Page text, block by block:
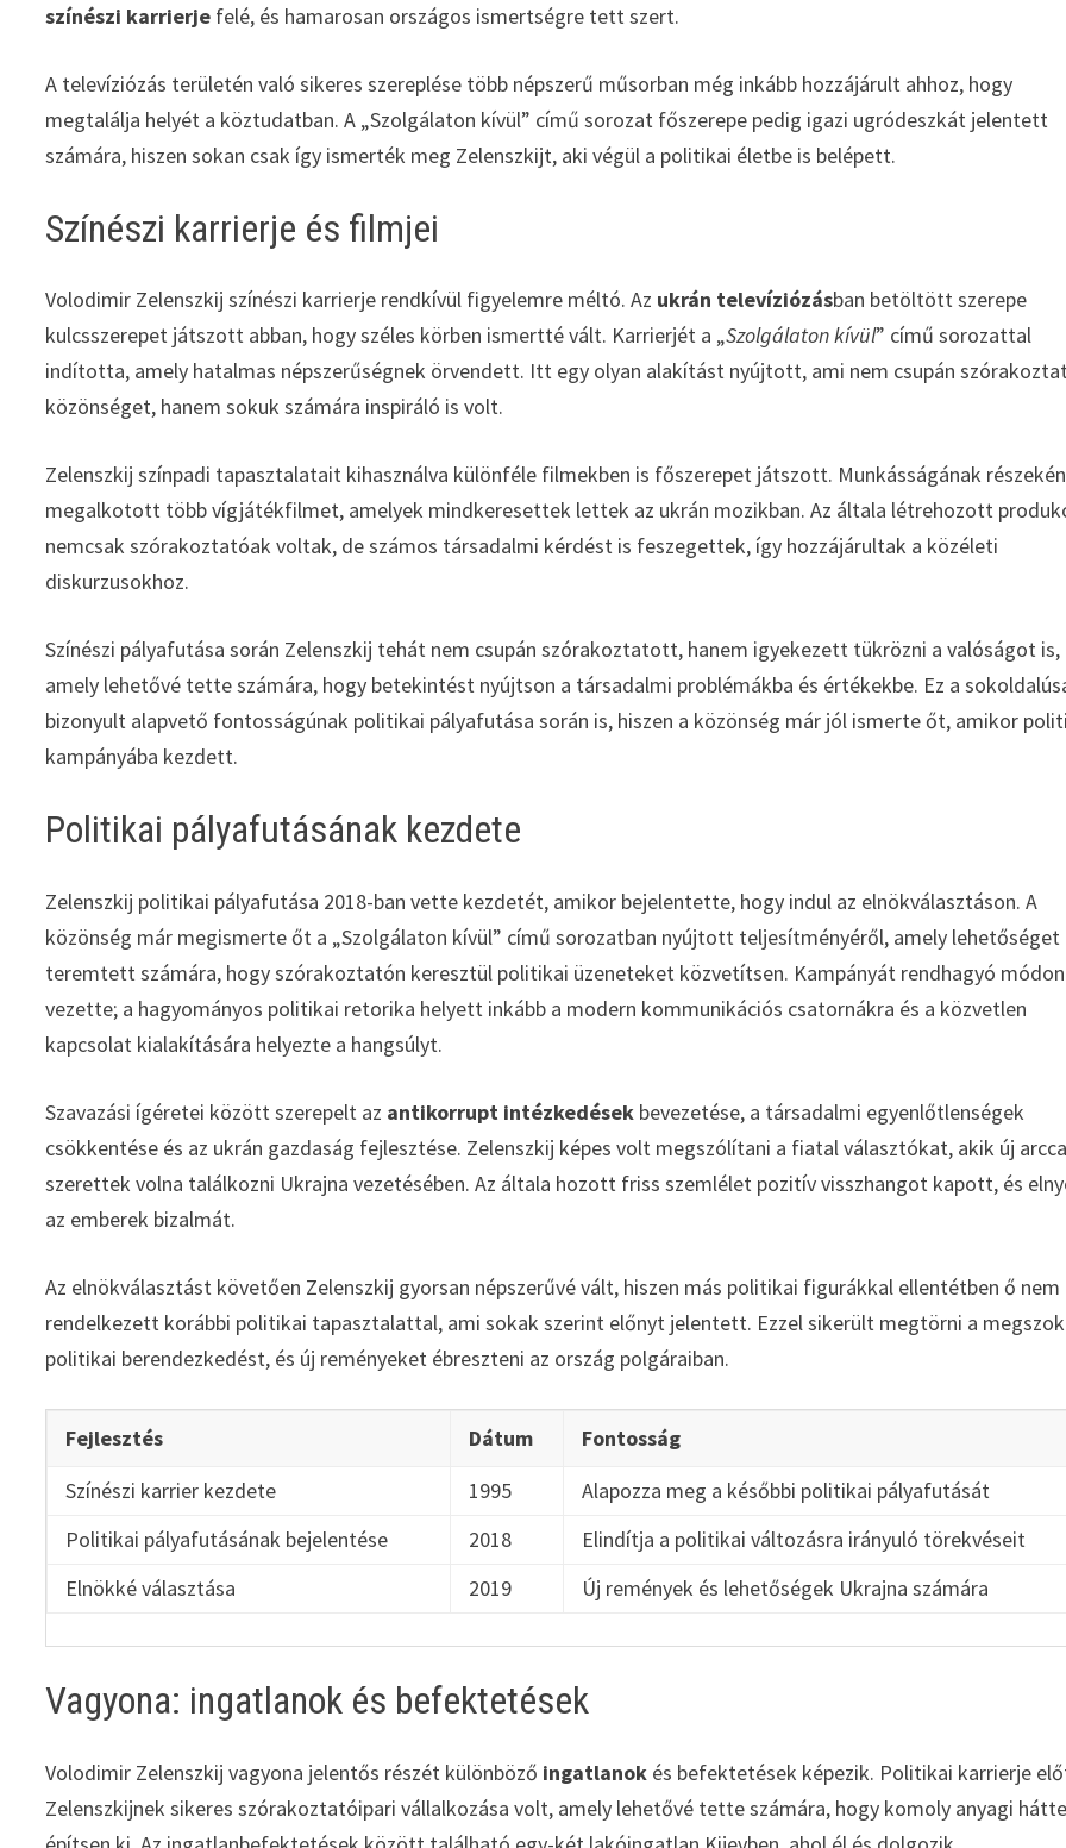
színészi karrierje felé, és hamarosan országos ismertségre tett szert.
A televíziózás területén való sikeres szereplése több népszerű műsorban még inkább hozzájárult ahhoz, hogy
megtalálja helyét a köztudatban. A „Szolgálaton kívül” című sorozat főszerepe pedig igazi ugródeszkát jelentett
számára, hiszen sokan csak így ismerték meg Zelenszkijt, aki végül a politikai életbe is belépett.
Színészi karrierje és filmjei
Volodimir Zelenszkij színészi karrierje rendkívül figyelemre méltó. Az ukrán televíziózásban betöltött szerepe
kulcsszerepet játszott abban, hogy széles körben ismertté vált. Karrierjét a „Szolgálaton kívül” című sorozattal
indította, amely hatalmas népszerűségnek örvendett. Itt egy olyan alakítást nyújtott, ami nem csupán
közönséget, hanem sokuk számára inspiráló is volt.
Zelenszkij színpadi tapasztalatait kihasználva különféle filmekben is főszerepet játszott. Munkásságának
megalkotott több vígjátékfilmet, amelyek mindkeresettek lettek az ukrán mozikban. Az általa létrehozott
nemcsak szórakoztatóak voltak, de számos társadalmi kérdést is feszegettek, így hozzájárultak a közéleti
diskurzusokhoz.
Színészi pályafutása során Zelenszkij tehát nem csupán szórakoztatott, hanem igyekezett tükrözni a valóságot is,
amely lehetővé tette számára, hogy betekintést nyújtson a társadalmi problémákba és értékekbe. Ez a
bizonyult alapvető fontosságúnak politikai pályafutása során is, hiszen a közönség már jól ismerte őt, amikor
kampányába kezdett.
Politikai pályafutásának kezdete
Zelenszkij politikai pályafutása 2018-ban vette kezdetét, amikor bejelentette, hogy indul az elnökválasztáson. A
közönség már megismerte őt a „Szolgálaton kívül” című sorozatban nyújtott teljesítményéről, amely lehetőséget
teremtett számára, hogy szórakoztatón keresztül politikai üzeneteket közvetítsen. Kampányát rendhagyó módon
vezette; a hagyományos politikai retorika helyett inkább a modern kommunikációs csatornákra és a közvetlen
kapcsolat kialakítására helyezte a hangsúlyt.
Szavazási ígéretei között szerepelt az antikorrupt intézkedések bevezetése, a társadalmi egyenlőtlenségek
csökkentése és az ukrán gazdaság fejlesztése. Zelenszkij képes volt megszólítani a fiatal választókat, akik új
szerettek volna találkozni Ukrajna vezetésében. Az általa hozott friss szemlélet pozitív visszhangot kapott, és
az emberek bizalmát.
Az elnökválasztást követően Zelenszkij gyorsan népszerűvé vált, hiszen más politikai figurákkal ellentétben ő nem
rendelkezett korábbi politikai tapasztalattal, ami sokak szerint előnyt jelentett. Ezzel sikerült megtörni a
politikai berendezkedést, és új reményeket ébreszteni az ország polgáraiban.
Fejlesztés Dátum
Fontosság
Színészi karrier kezdete
1995
Alapozza meg a későbbi politikai pályafutását
Politikai pályafutásának bejelentése
2018
Elindítja a politikai változásra irányuló törekvéseit
Elnökké választása
2019 Új remények és lehetőségek Ukrajna számára
Vagyona: ingatlanok és befektetések
Volodimir Zelenszkij vagyona jelentős részét különböző ingatlanok és befektetések képezik. Politikai karrierje
Zelenszkijnek sikeres szórakoztatóipari vállalkozása volt, amely lehetővé tette számára, hogy komoly anyagi